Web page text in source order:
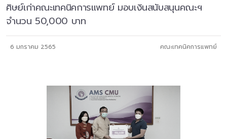
ศิษย์เก่าคณะเทคนิคการแพทย์ มอบเงินสนับสนุนคณะฯ
จำนวน 50,000 บาท
6 มกราคม 2565 คณะเทคนิคการแพทย์